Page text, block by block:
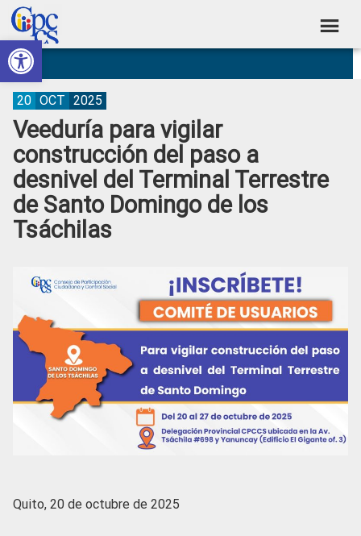
Abrir barra de herramientas
Skip
to
primary
navigation
Skip
to
main
content
Skip
to
primary
sidebar
Skip
to
footer
Consejo
de
Participación
Ciudadana
Control
Social
Construyendo
Poder
Ciudadano
Veeduría para vigilar
construcción del paso a
desnivel del Terminal Terrestre
de Santo Domingo de los
Tsáchilas
20 OCT 2025
Quito, 20 de octubre de 2025